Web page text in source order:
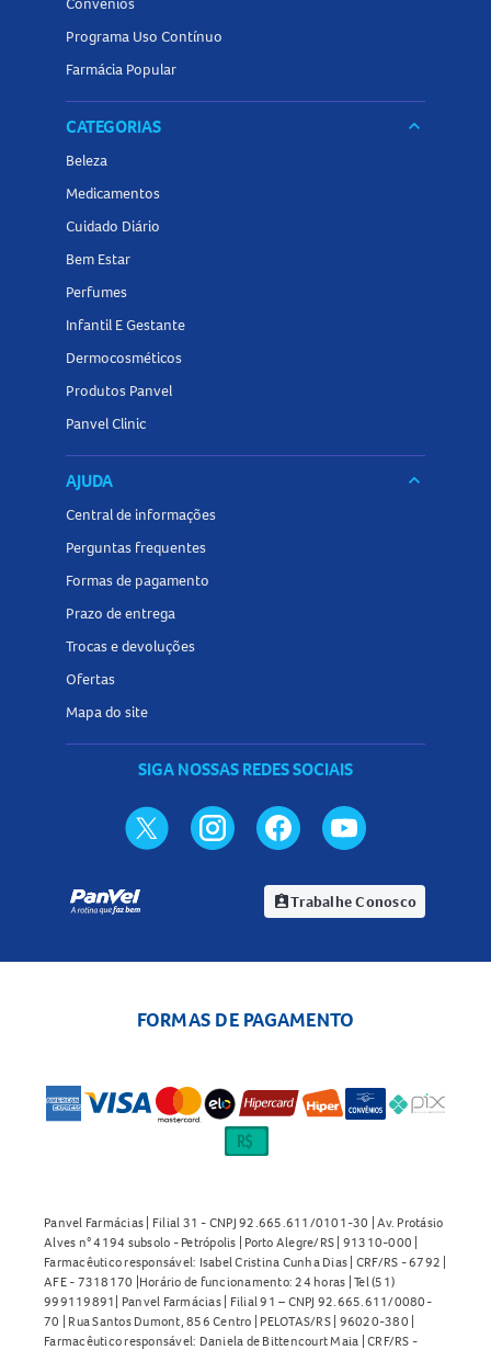
Programa Uso Contínuo
Farmácia Popular
CATEGORIAS keyboard_arrow_down
Beleza
Medicamentos
Cuidado Diário
Bem Estar
Perfumes
Infantil E Gestante
Dermocosméticos
Produtos Panvel
Panvel Clinic
AJUDA keyboard_arrow_down
Central de informações
Perguntas frequentes
Formas de pagamento
Prazo de entrega
Trocas e devoluções
Ofertas
Mapa do site
SIGA NOSSAS REDES SOCIAIS
assignment_indTrabalhe Conosco
FORMAS DE PAGAMENTO
Panvel Farmácias | Filial 31 - CNPJ 92.665.611/0101-30 | Av. Protásio
Alves n° 4194 subsolo - Petrópolis | Porto Alegre/RS | 91310-000 |
Farmacêutico responsável: Isabel Cristina Cunha Dias | CRF/RS - 6792 |
AFE - 7318170 |Horário de funcionamento: 24 horas | Tel (51)
999119891| Panvel Farmácias | Filial 91 – CNPJ 92.665.611/0080-
70 | Rua Santos Dumont, 856 Centro | PELOTAS/RS | 96020-380 |
Farmacêutico responsável: Daniela de Bittencourt Maia | CRF/RS -